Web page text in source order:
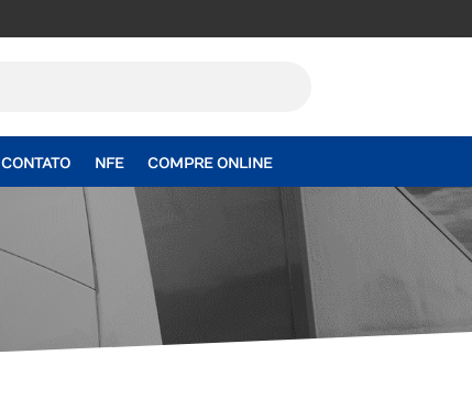
CONTATO NFE COMPRE ONLINE